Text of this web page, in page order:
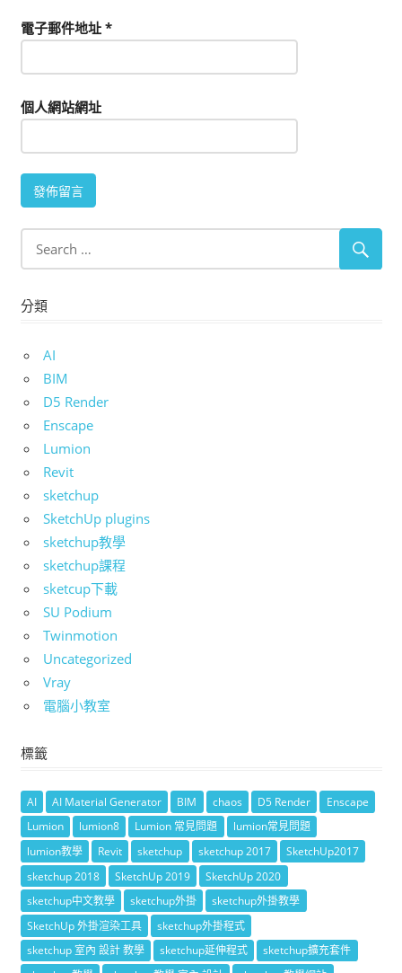
電子郵件地址 *
個人網站網址
分類
AI
BIM
D5 Render
Enscape
Lumion
Revit
sketchup
SketchUp plugins
sketchup教學
sketchup課程
sketcup下載
SU Podium
Twinmotion
Uncategorized
Vray
電腦小教室
標籤
AI AI Material Generator BIM chaos D5 Render
Enscape
Lumion
lumion8 Lumion 常見問題
lumion常見問題
lumion教學
Revit sketchup sketchup 2017
SketchUp2017
sketchup 2018
SketchUp 2019
SketchUp 2020
sketchup中文教學
sketchup外掛
sketchup外掛教學
SketchUp 外掛渲染工具
sketchup外掛程式
sketchup 室內 設計 教學
sketchup延伸程式
sketchup擴充套件